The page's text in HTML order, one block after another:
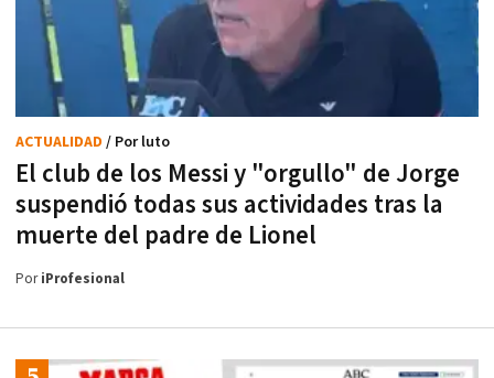
El club de los Messi y "orgullo" de Jorge
suspendió todas sus actividades tras la
muerte del padre de Lionel
ACTUALIDAD / Por luto
PoriProfesional